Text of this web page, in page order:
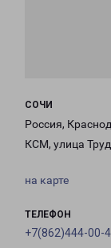
СОЧИ
Россия,
КСМ, улица
на карте
ТЕЛЕФОН
+7(862)444-00-